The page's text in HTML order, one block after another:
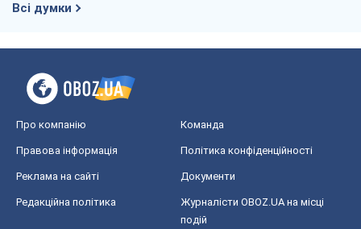
Всі думки
Про компанію Команда
Правова інформація Політика конфіденційності
Реклама на сайті Документи
Редакційна політика
Журналісти OBOZ.UA на місці
подій